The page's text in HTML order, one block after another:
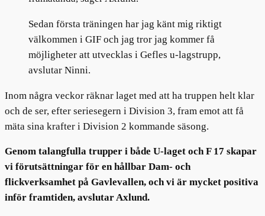
Sedan första träningen har jag känt mig riktigt
välkommen i GIF och jag tror jag kommer få
möjligheter att utvecklas i Gefles u-lagstrupp,
avslutar Ninni.
Inom några veckor räknar laget med att ha truppen helt klar
och de ser, efter seriesegern i Division 3, fram emot att få
mäta sina krafter i Division 2 kommande säsong.
Genom talangfulla trupper i både U-laget och F 17 skapar
vi förutsättningar för en hållbar Dam- och
flickverksamhet på Gavlevallen, och vi är mycket positiva
inför framtiden, avslutar Axlund.